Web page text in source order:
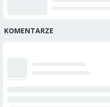
KOMENTARZE